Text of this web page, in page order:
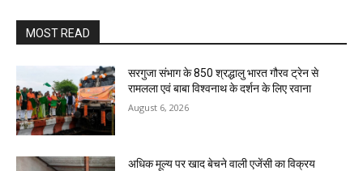
MOST READ
सरगुजा संभाग के 850 श्रद्धालु भारत गौरव ट्रेन से
रामलला एवं बाबा विश्वनाथ के दर्शन के लिए रवाना
August 6, 2026
अधिक मूल्य पर खाद बेचने वाली एजेंसी का विक्रय